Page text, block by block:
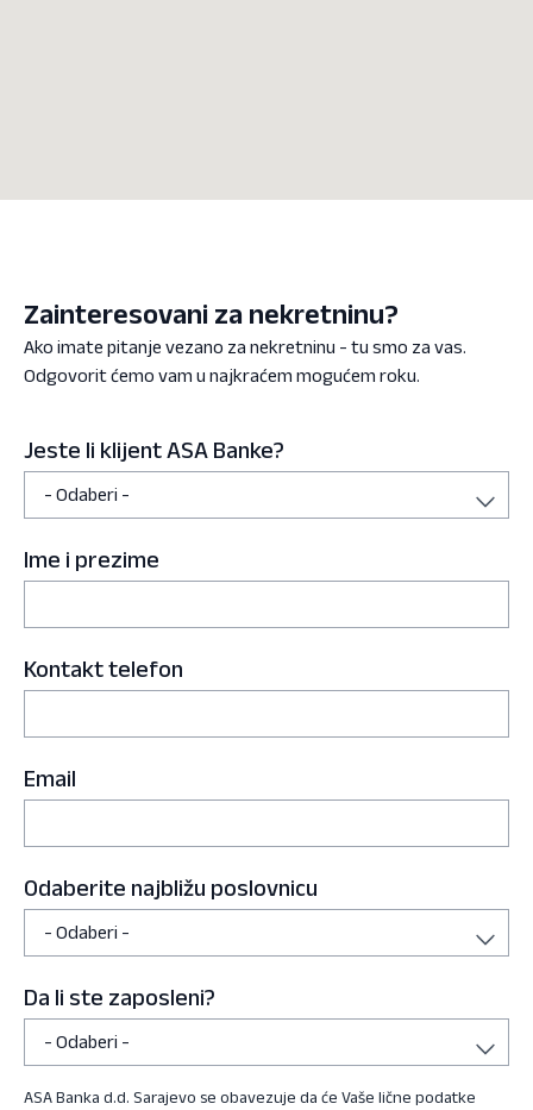
Zainteresovani za nekretninu?
Ako imate pitanje vezano za nekretninu - tu smo za vas.
Odgovorit ćemo vam u najkraćem mogućem roku.
Jeste li klijent ASA Banke?
Ime i prezime
Kontakt telefon
Email
Odaberite najbližu poslovnicu
Da li ste zaposleni?
ASA Banka d.d. Sarajevo se obavezuje da će Vaše lične podatke